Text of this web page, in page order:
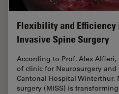
Flexibility and
Invasive Spine Surgery
According to Prof. Alex Alfieri,
of clinic for Neurosurgery and
Cantonal Hospital
surgery (MISS) is